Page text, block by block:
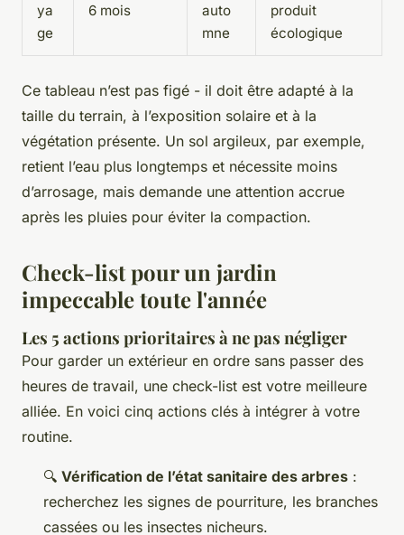
ya
ge
6 mois
auto
mne
produit
écologique
Ce tableau n’est pas figé - il doit être adapté à la
taille du terrain, à l’exposition solaire et à la
végétation présente. Un sol argileux, par exemple,
retient l’eau plus longtemps et nécessite moins
d’arrosage, mais demande une attention accrue
après les pluies pour éviter la compaction.
Check-list pour un jardin
impeccable toute l'année
Les 5 actions prioritaires à ne pas négliger
Pour garder un extérieur en ordre sans passer des
heures de travail, une check-list est votre meilleure
alliée. En voici cinq actions clés à intégrer à votre
routine.
🔍 Vérification de l’état sanitaire des arbres :
recherchez les signes de pourriture, les branches
cassées ou les insectes nicheurs.